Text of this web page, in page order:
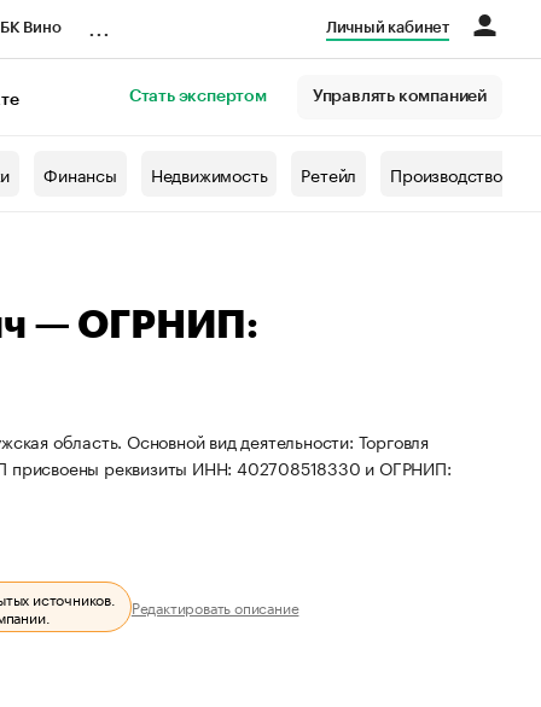
Вино Личный кабинет
Стать экспертом Управлять компанией
Финансы Недвижимость Ретейл Производство
— ОГРНИП:
область. Основной вид деятельности: Торговля
присвоены реквизиты ИНН: 402708518330 и ОГРНИП:
источников. Редактировать описание